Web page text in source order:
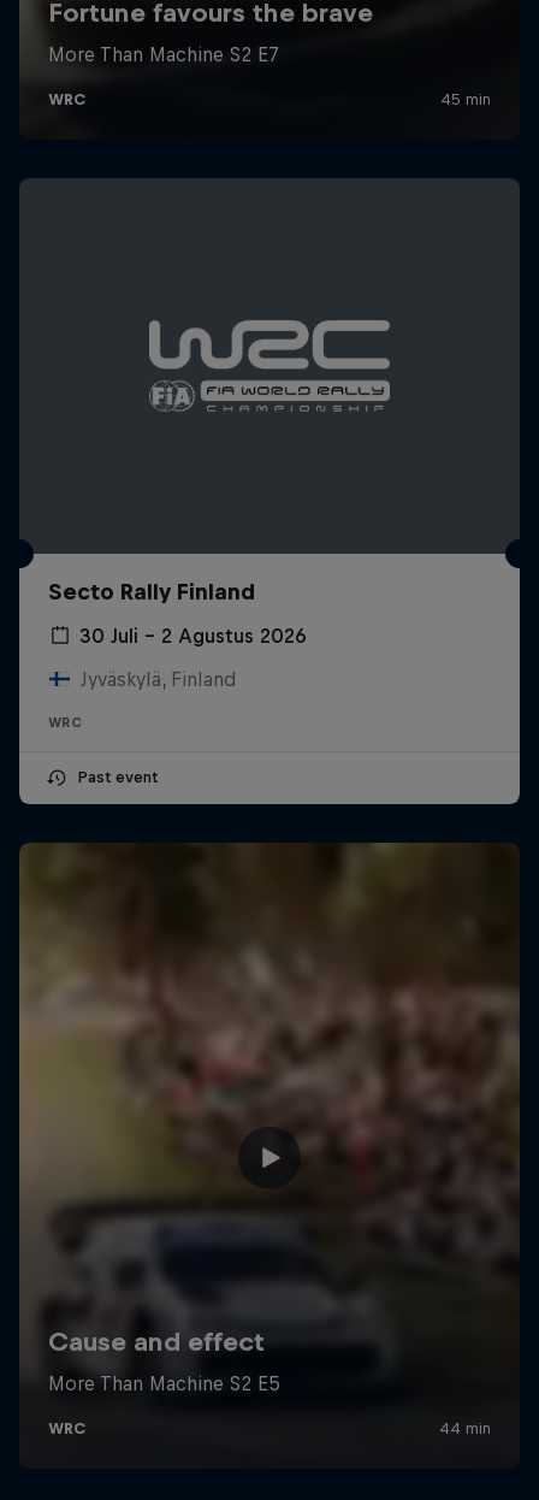
Secto Rally Finland
30 Juli – 2 Agustus 2026
Jyväskylä, Finland
WRC
Past event